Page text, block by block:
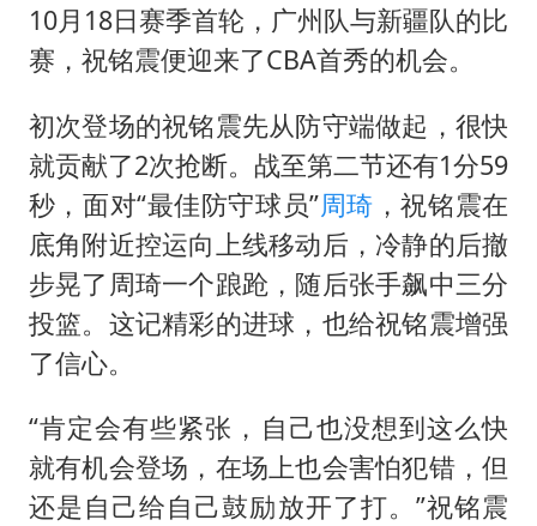
10月18日赛季首轮，广州队与新疆队的比
赛，祝铭震便迎来了CBA首秀的机会。
初次登场的祝铭震先从防守端做起，很快
就贡献了2次抢断。战至第二节还有1分59
秒，面对“最佳防守球员”周琦 ，祝铭震在
底角附近控运向上线移动后，冷静的后撤
步晃了周琦一个踉跄，随后张手飙中三分
投篮。这记精彩的进球，也给祝铭震增强
了信心。
“肯定会有些紧张，自己也没想到这么快
就有机会登场，在场上也会害怕犯错，但
还是自己给自己鼓励放开了打。”祝铭震